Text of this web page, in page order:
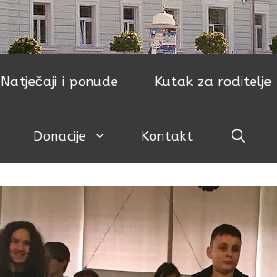
Natječaji i ponude Kutak za roditelje
Donacije Kontakt